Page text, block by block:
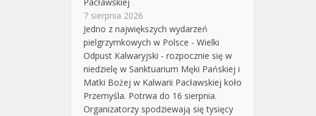
7 sierpnia 2026
Jedno z największych wydarzeń
pielgrzymkowych w Polsce - Wielki
Odpust Kalwaryjski - rozpocznie się w
niedzielę w Sanktuarium Męki Pańskiej i
Matki Bożej w Kalwarii Pacławskiej koło
Przemyśla. Potrwa do 16 sierpnia.
Organizatorzy spodziewają się tysięcy